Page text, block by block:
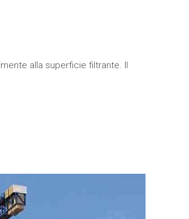
alla superficie filtrante. Il